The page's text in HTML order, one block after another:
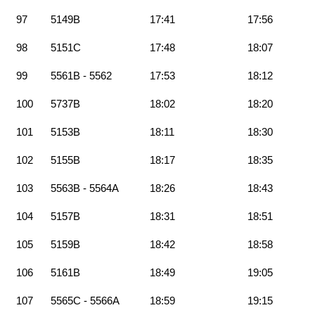
97 5149B 17:41 17:56
98 5151C 17:48 18:07
99 5561B - 5562 17:53 18:12
100 5737B 18:02 18:20
101 5153B 18:11 18:30
102 5155B 18:17 18:35
103 5563B - 5564A 18:26 18:43
104 5157B 18:31 18:51
105 5159B 18:42 18:58
106 5161B 18:49 19:05
107 5565C - 5566A 18:59 19:15